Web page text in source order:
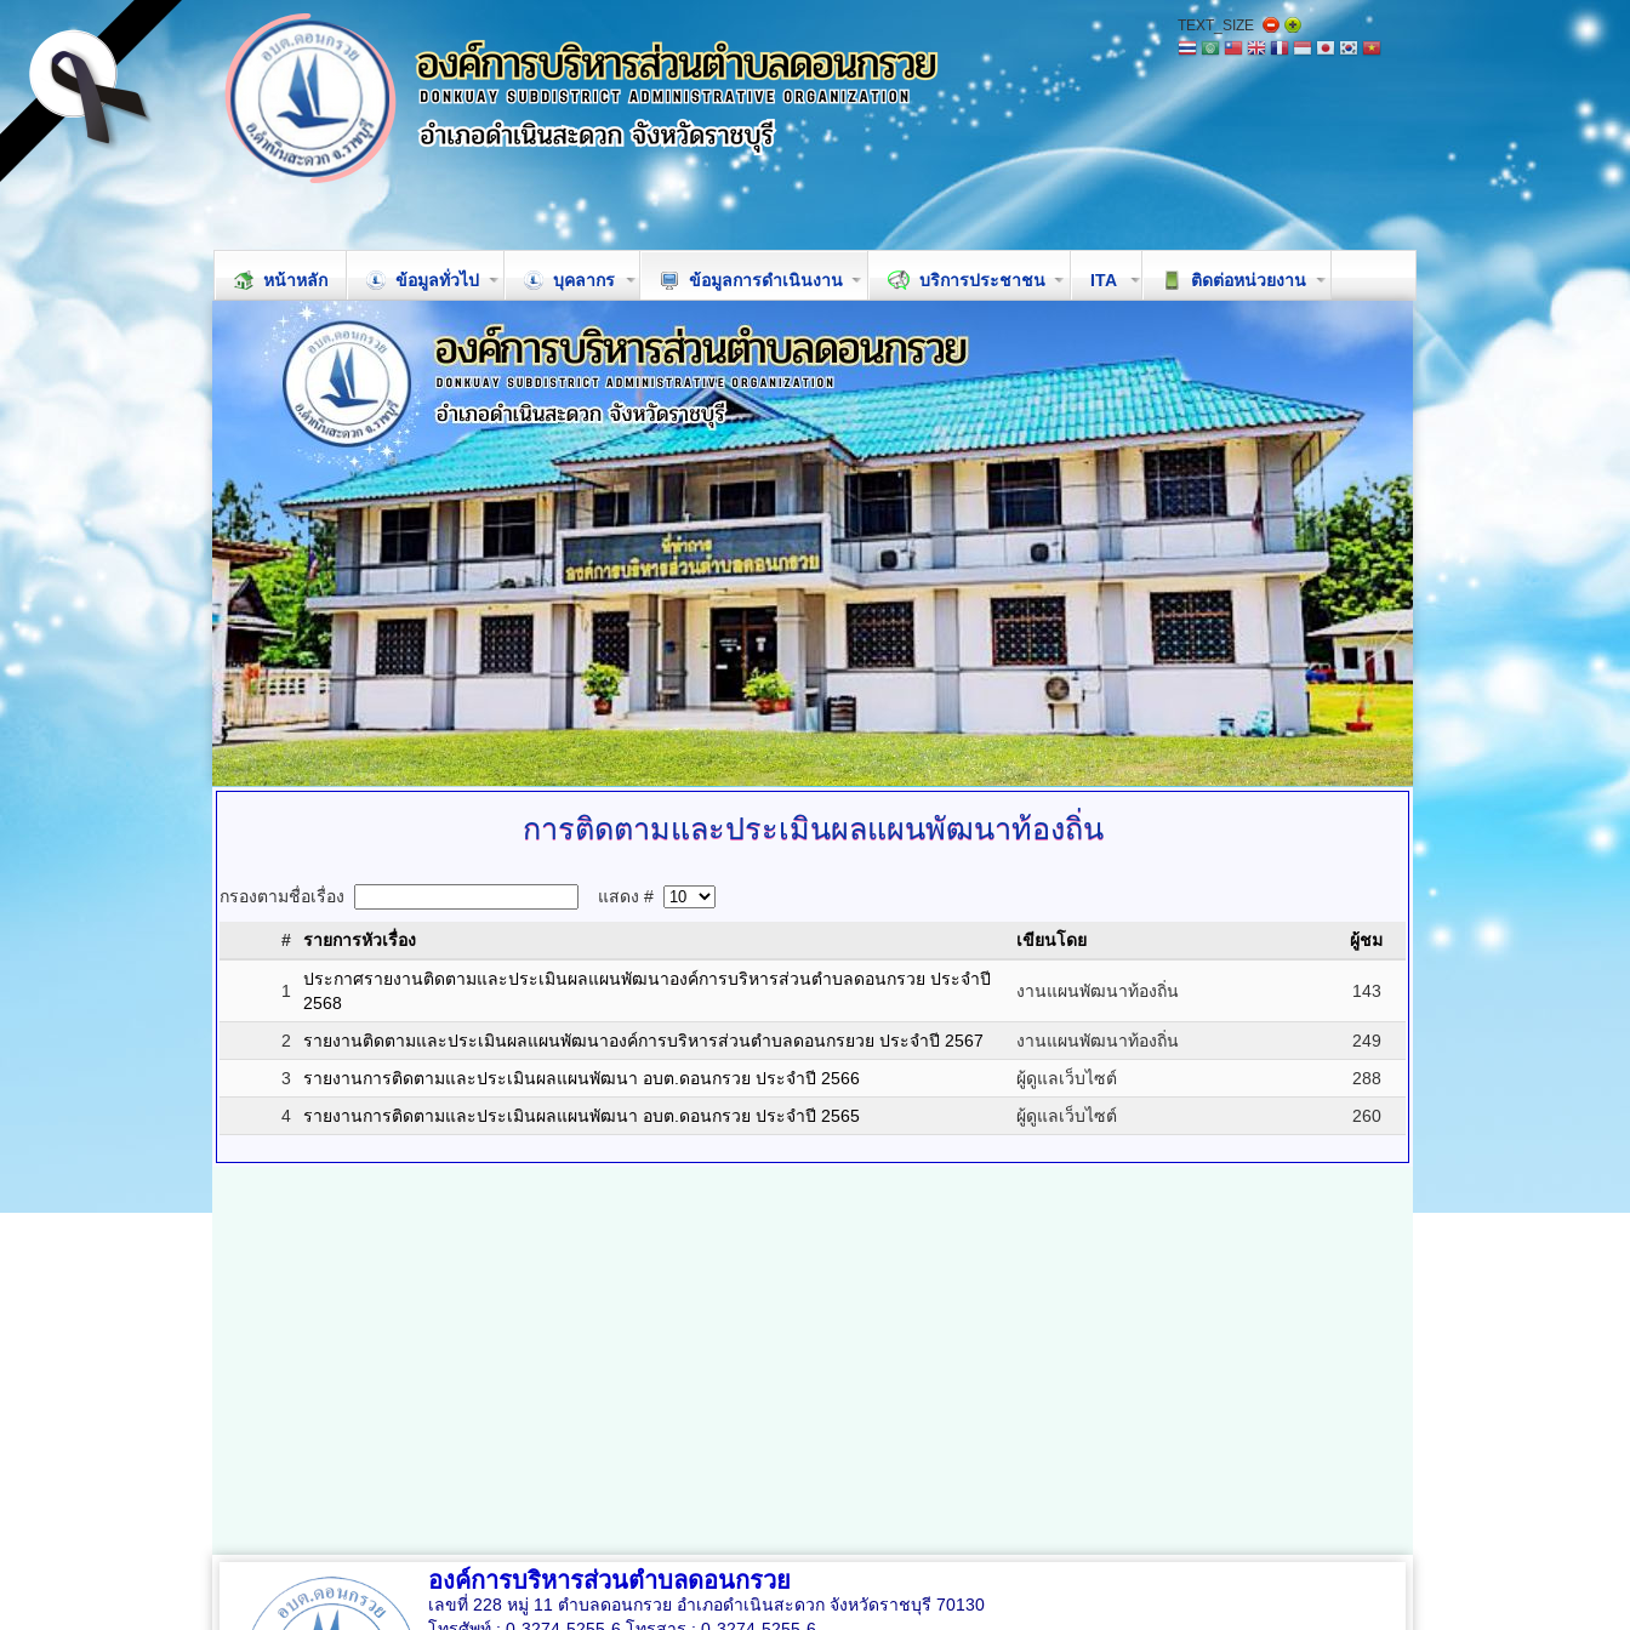
TEXT_SIZE
หน้าหลัก ข้อมูลทั่วไป บุคลากร ข้อมูลการดำเนินงาน บริการประชาชน ITA ติดต่อหน่วยงาน
การติดตามและประเมินผลแผนพัฒนาท้องถิ่น
กรองตามชื่อเรื่อง แสดง #
# รายการหัวเรื่อง เขียนโดย ผู้ชม
1
ประกาศรายงานติดตามและประเมินผลแผนพัฒนาองค์การบริหารส่วนตำบลดอนกรวย ประจำปี
2568
งานแผนพัฒนาท้องถิ่น 143
2 รายงานติดตามและประเมินผลแผนพัฒนาองค์การบริหารส่วนตำบลดอนกรยวย ประจำปี 2567 งานแผนพัฒนาท้องถิ่น
249
3
รายงานการติดตามและประเมินผลแผนพัฒนา อบต.ดอนกรวย ประจำปี 2566 ผู้ดูแลเว็บไซต์
288
4
รายงานการติดตามและประเมินผลแผนพัฒนา อบต.ดอนกรวย ประจำปี 2565 ผู้ดูแลเว็บไซต์ 260
องค์การบริหารส่วนตำบลดอนกรวย
เลขที่ 228 หมู่ 11 ตำบลดอนกรวย อำเภอดำเนินสะดวก จังหวัดราชบุรี 70130